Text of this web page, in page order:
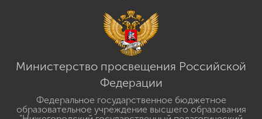
Министерство просвещения Российской
Федерации
Федеральное государственное бюджетное
образовательное учреждение высшего образования